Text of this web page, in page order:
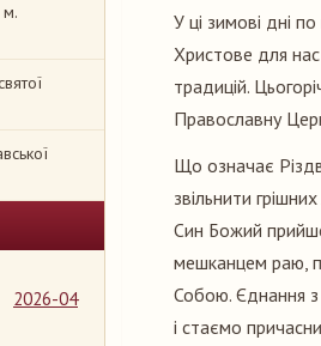
2026-04
У ці зимові дні
Христове для
традицій.
Православну
Що означає
звільнити
Син Божий
мешканцем раю,
Собою. Єднання
і стаємо